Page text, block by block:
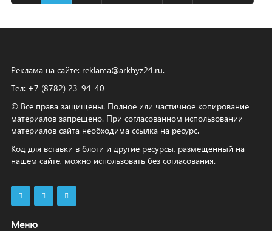
Реклама на сайте: reklama@arkhyz24.ru.
Тел: +7 (8782) 23‑94‑40
© Все права защищены. Полное или частичное копирование
материалов запрещено. При согласованном использовании
материалов сайта необходима ссылка на ресурс.
Код для вставки в блоги и другие ресурсы, размещенный на
нашем сайте, можно использовать без согласования.
Меню